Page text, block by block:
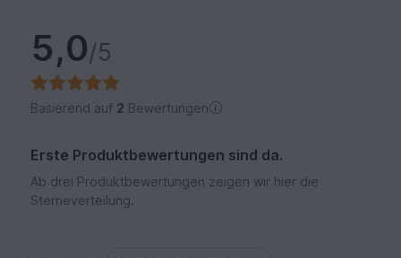
5,0/5
Basierend auf 2 Bewertungen
Erste Produktbewertungen sind da.
Ab drei Produktbewertungen zeigen wir hier die
Sterneverteilung.